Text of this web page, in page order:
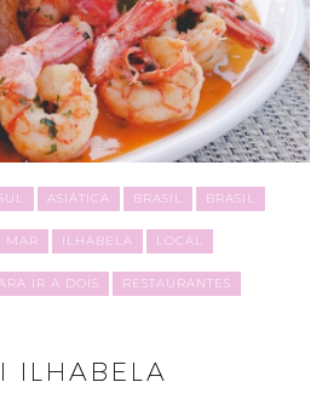
ASIÁTICA BRASIL BRASIL
MAR ILHABELA LOCAL
IR A DOIS RESTAURANTES
ILHABELA